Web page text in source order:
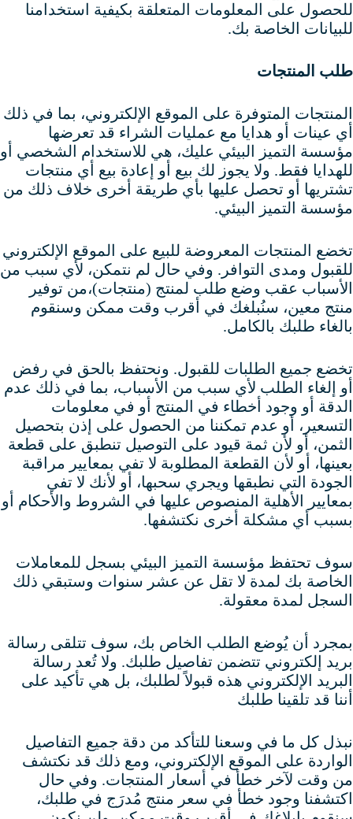
للحصول على المعلومات المتعلقة بكيفية استخدامنا
للبيانات الخاصة بك.
طلب المنتجات
المنتجات المتوفرة على الموقع الإلكتروني، بما في ذلك
أي عينات أو هدايا مع عمليات الشراء قد تعرضها
مؤسسة التميز البيئي عليك، هي للاستخدام الشخصي أو
للهدايا فقط. ولا يجوز لك بيع أو إعادة بيع أي منتجات
تشتريها أو تحصل عليها بأي طريقة أخرى خلاف ذلك من
مؤسسة التميز البيئي.
تخضع المنتجات المعروضة للبيع على الموقع الإلكتروني
للقبول ومدى التوافر. وفي حال لم نتمكن، لأي سبب من
الأسباب عقب وضع طلب لمنتج (منتجات)،من توفير
منتج معين، سنُبلغك في أقرب وقت ممكن وسنقوم
بالغاء طلبك بالكامل.
تخضع جميع الطلبات للقبول. ونحتفظ بالحق في رفض
أو إلغاء الطلب لأي سبب من الأسباب، بما في ذلك عدم
الدقة أو وجود أخطاء في المنتج أو في معلومات
التسعير، أو عدم تمكننا من الحصول على إذن بتحصيل
الثمن، أو لأن ثمة قيود على التوصيل تنطبق على قطعة
بعينها، أو لأن القطعة المطلوبة لا تفي بمعايير مراقبة
الجودة التي نطبقها ويجري سحبها، أو لأنك لا تفي
بمعايير الأهلية المنصوص عليها في الشروط والأحكام أو
بسبب أي مشكلة أخرى نكتشفها.
سوف تحتفظ مؤسسة التميز البيئي بسجل للمعاملات
الخاصة بك لمدة لا تقل عن عشر سنوات وستبقي ذلك
السجل لمدة معقولة.
بمجرد أن يُوضع الطلب الخاص بك، سوف تتلقى رسالة
بريد إلكتروني تتضمن تفاصيل طلبك. ولا تُعد رسالة
البريد الإلكتروني هذه قبولاً لطلبك، بل هي تأكيد على
أننا قد تلقينا طلبك
نبذل كل ما في وسعنا للتأكد من دقة جميع التفاصيل
الواردة على الموقع الإلكتروني، ومع ذلك قد نكتشف
من وقت لآخر خطأ في أسعار المنتجات. وفي حال
اكتشفنا وجود خطأ في سعر منتج مُدرَج في طلبك،